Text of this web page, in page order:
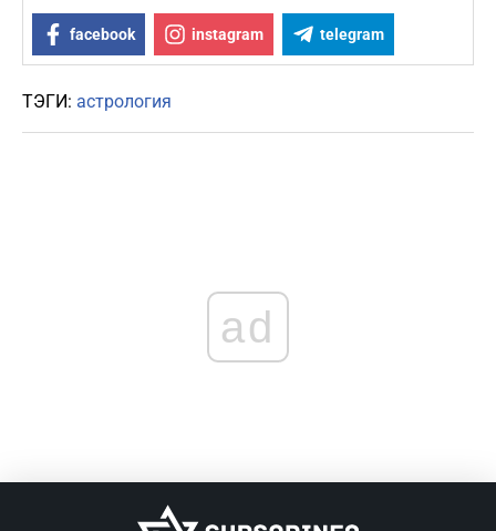
facebook instagram telegram
ТЭГИ: астрология
ad